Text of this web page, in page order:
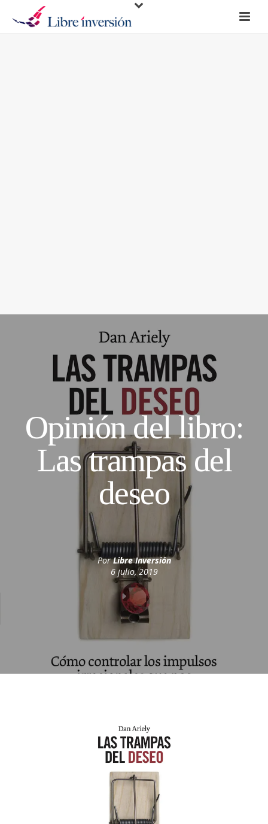
Opinión del libro:
Las trampas del
deseo
PorLibre Inversión
6 julio, 2019